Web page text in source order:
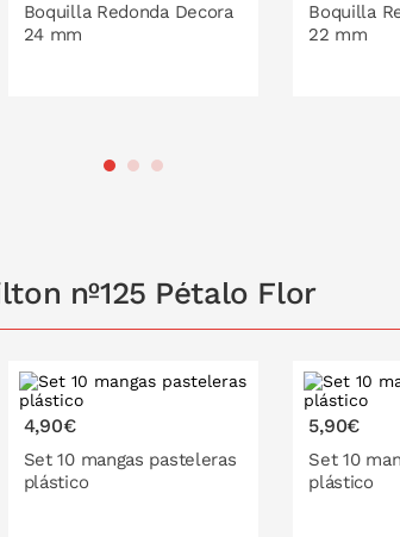
Boquilla Redonda Decora
24 mm
Boquilla
22 mm
nº125 Pétalo Flor
4,90€
Set 10 mangas pasteleras
plástico
5,90€
Set 10
plástico